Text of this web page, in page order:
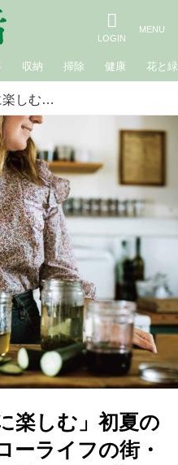
収納 掃除 健康 花と緑
「ゆったりとラフに楽しむ」初夏のティータイム。スローライフの街・米国ポートランドで見つけた‟暮らしに溶け込む”リラックス習慣
楽しむ」初夏の
ーライフの街・